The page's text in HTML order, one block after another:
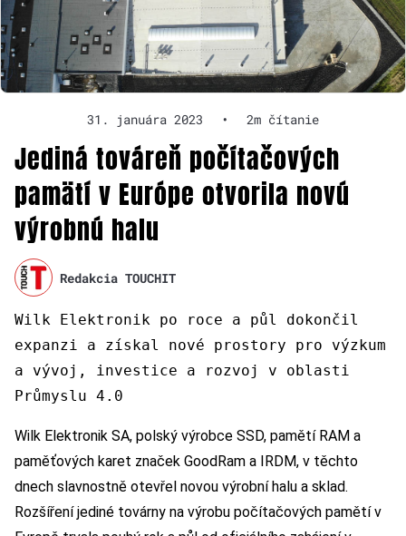
31. januára 2023 • 2m čítanie
Jediná továreň počítačových
pamätí v Európe otvorila novú
výrobnú halu
Redakcia TOUCHIT
Wilk Elektronik po roce a půl dokončil
expanzi a získal nové prostory pro výzkum
a vývoj, investice a rozvoj v oblasti
Průmyslu 4.0
Wilk Elektronik SA, polský výrobce SSD, pamětí RAM a
paměťových karet značek GoodRam a IRDM, v těchto
dnech slavnostně otevřel novou výrobní halu a sklad.
Rozšíření jediné továrny na výrobu počítačových pamětí v